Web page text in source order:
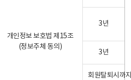
개인정보 보호법 제15조
(정보주체 동의)
3년
3년
회원탈퇴시까